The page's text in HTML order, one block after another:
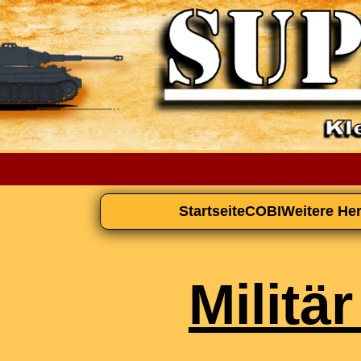
StartseiteCOBIWeitere